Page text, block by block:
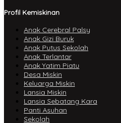
Profil Kemiskinan
Anak Cerebral Palsy
Anak Gizi Buruk
Anak Putus Sekolah
Anak Terlantar
Anak Yatim Piatu
Desa Miskin
Keluarga Miskin
Lansia Miskin
Lansia Sebatang Kara
Panti Asuhan
Sekolah